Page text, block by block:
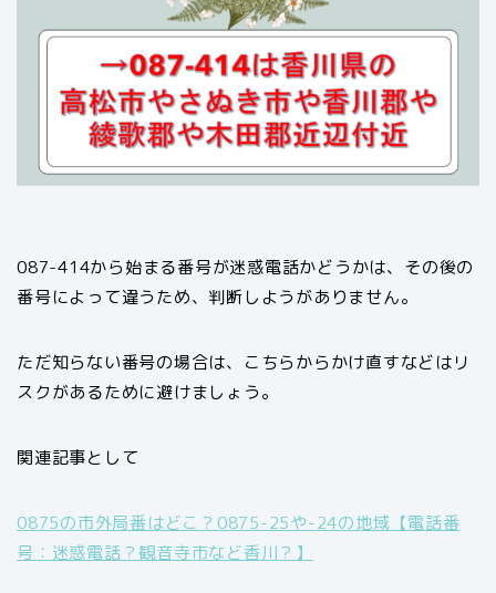
087-414から始まる番号が迷惑電話かどうかは、その後の
番号によって違うため、判断しようがありません。
ただ知らない番号の場合は、こちらからかけ直すなどはリ
スクがあるために避けましょう。
関連記事として
0875の市外局番はどこ？0875-25や-24の地域【電話番
号：迷惑電話？観音寺市など香川？】